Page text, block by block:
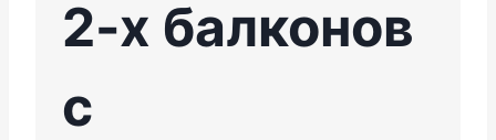
2-х балконов
с